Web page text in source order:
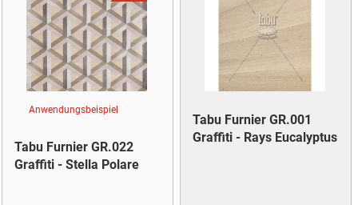
Anwendungsbeispiel
Tabu Furnier GR.022
Graffiti - Stella Polare
Tabu Furnier GR.001
Graffiti - Rays Eucalyptus